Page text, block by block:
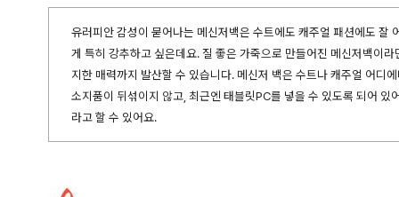
유러피안 감성이 묻어나는 메신저백은 수트에도 캐주얼 패션에도 잘
게 특히 강추하고 싶은데요. 질 좋은 가죽으로 만들어진 메신저백이
지한 매력까지 발산할 수 있습니다. 메신저 백은 수트나 캐주얼 어디
소지품이 뒤섞이지 않고, 최근엔 태블릿PC를 넣을 수 있도록 되어 있
라고 할 수 있어요.